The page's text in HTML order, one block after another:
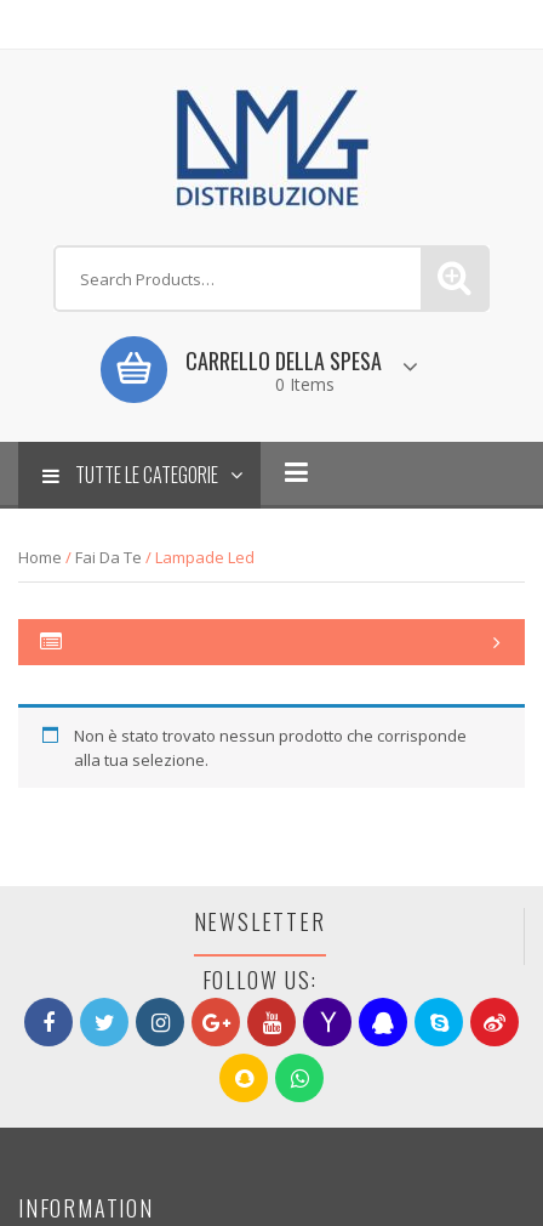
CARRELLO DELLA SPESA
0 Items
TUTTE LE CATEGORIE
Home / Fai Da Te / Lampade Led
Non è stato trovato nessun prodotto che corrisponde
alla tua selezione.
NEWSLETTER
FOLLOW US:
INFORMATION